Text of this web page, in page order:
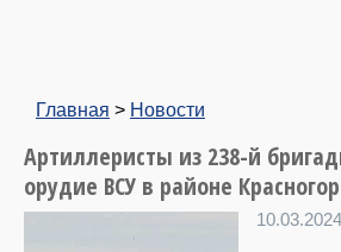
Главная > Новости
Артиллеристы из 238-й
орудие ВСУ в районе